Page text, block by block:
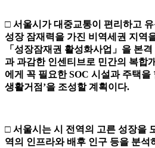
□ 서울시가 대중교통이 편리하고
성장 잠재력을 가진 비역세권 지역
「 성장잠재권 활성화사업 」 을 본
과 과감한 인센티브로 민간의 복합
에게 꼭 필요한SOC 시설과 주택을
생활거점 ’을 조성할 계획이다.
□ 서울시는 시 전역의 고른 성장을
역의 인프라와 배후 인구 등을 분석